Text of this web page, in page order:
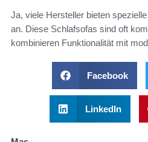
Ja, viele Hersteller bieten
an. Diese Schlafsofas sind oft
kombinieren Funktionalität mit
Facebook
LinkedIn